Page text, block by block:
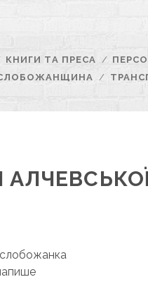
КНИГИ ТА ПРЕСА
АЛЧЕВСЬКОЇ
слобожанка